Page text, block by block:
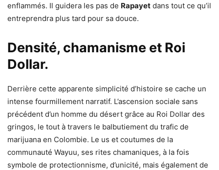
enflammés. Il guidera les pas de Rapayet dans tout ce qu’il
entreprendra plus tard pour sa douce.
Densité, chamanisme et Roi
Dollar.
Derrière cette apparente simplicité d’histoire se cache un
intense fourmillement narratif. L’ascension sociale sans
précédent d’un homme du désert grâce au Roi Dollar des
gringos, le tout à travers le balbutiement du trafic de
marijuana en Colombie. Le us et coutumes de la
communauté Wayuu, ses rites chamaniques, à la fois
symbole de protectionnisme, d’unicité, mais également de